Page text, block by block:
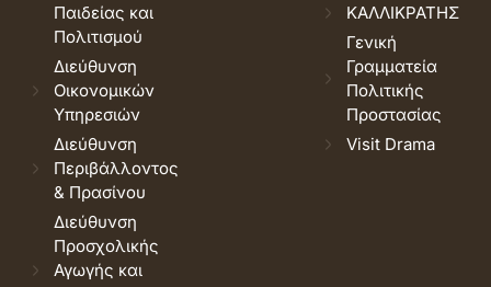
Παιδείας και
Πολιτισμού
Διεύθυνση
Οικονομικών
Υπηρεσιών
Διεύθυνση
Περιβάλλοντος
& Πρασίνου
Διεύθυνση
Προσχολικής
Αγωγής και
ΚΑΛΛΙΚΡΑΤΗΣ
Γενική
Γραμματεία
Πολιτικής
Προστασίας
Visit Drama